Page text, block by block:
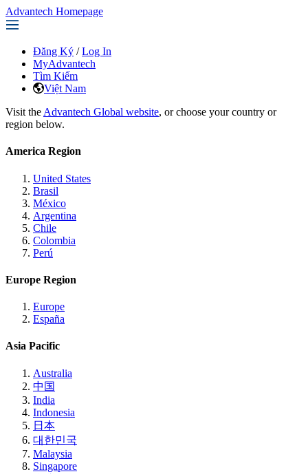
Advantech Homepage
Đăng Ký / Log In
MyAdvantech
Tìm Kiếm
Việt Nam
Visit the Advantech Global website, or choose your country or
region below.
America Region
United States
Brasil
México
Argentina
Chile
Colombia
Perú
Europe Region
Europe
España
Asia Pacific
Australia
中国
India
Indonesia
日本
대한민국
Malaysia
Singapore